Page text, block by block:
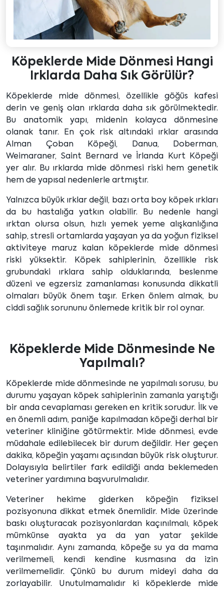
Köpeklerde Mide Dönmesi Hangi
Irklarda Daha Sık Görülür?
Köpeklerde mide dönmesi, özellikle göğüs kafesi
derin ve geniş olan ırklarda daha sık görülmektedir.
Bu anatomik yapı, midenin kolayca dönmesine
olanak tanır. En çok risk altındaki ırklar arasında
Alman Çoban Köpeği, Danua, Doberman,
Weimaraner, Saint Bernard ve İrlanda Kurt Köpeği
yer alır. Bu ırklarda mide dönmesi riski hem genetik
hem de yapısal nedenlerle artmıştır.
Yalnızca büyük ırklar değil, bazı orta boy köpek ırkları
da bu hastalığa yatkın olabilir. Bu nedenle hangi
ırktan olursa olsun, hızlı yemek yeme alışkanlığına
sahip, stresli ortamlarda yaşayan ya da yoğun fiziksel
aktiviteye maruz kalan köpeklerde mide dönmesi
riski yüksektir. Köpek sahiplerinin, özellikle risk
grubundaki ırklara sahip olduklarında, beslenme
düzeni ve egzersiz zamanlaması konusunda dikkatli
olmaları büyük önem taşır. Erken önlem almak, bu
ciddi sağlık sorununu önlemede kritik bir rol oynar.
Köpeklerde Mide Dönmesinde Ne
Yapılmalı?
Köpeklerde mide dönmesinde ne yapılmalı sorusu, bu
durumu yaşayan köpek sahiplerinin zamanla yarıştığı
bir anda cevaplaması gereken en kritik sorudur. İlk ve
en önemli adım, paniğe kapılmadan köpeği derhal bir
veteriner kliniğine götürmektir. Mide dönmesi, evde
müdahale edilebilecek bir durum değildir. Her geçen
dakika, köpeğin yaşamı açısından büyük risk oluşturur.
Dolayısıyla belirtiler fark edildiği anda beklemeden
veteriner yardımına başvurulmalıdır.
Veteriner hekime giderken köpeğin fiziksel
pozisyonuna dikkat etmek önemlidir. Mide üzerinde
baskı oluşturacak pozisyonlardan kaçınılmalı, köpek
mümkünse ayakta ya da yan yatar şekilde
taşınmalıdır. Aynı zamanda, köpeğe su ya da mama
verilmemeli, kendi kendine kusmasına da izin
verilmemelidir. Çünkü bu durum mideyi daha da
zorlayabilir. Unutulmamalıdır ki köpeklerde mide